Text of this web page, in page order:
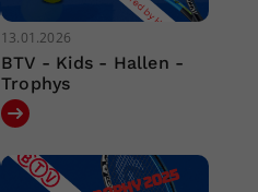
13.01.2026
BTV - Kids - Hallen -
Trophys